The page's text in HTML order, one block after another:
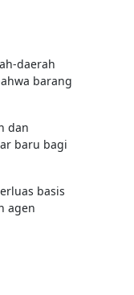
daerah
barang
dan
baru bagi
basis
agen